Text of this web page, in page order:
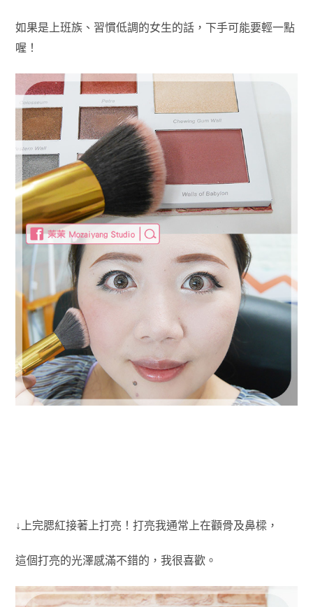
如果是上班族、習慣低調的女生的話，下手可能要輕一點
喔！
↓上完腮紅接著上打亮！打亮我通常上在顴骨及鼻樑，
這個打亮的光澤感滿不錯的，我很喜歡。